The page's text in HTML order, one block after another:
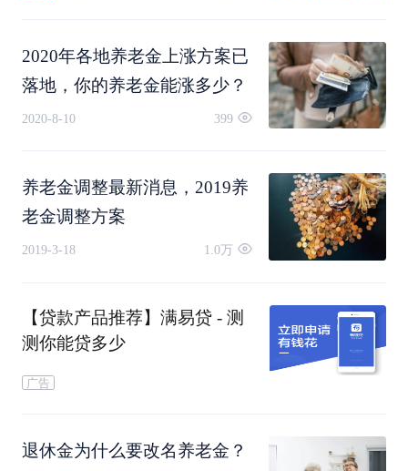
最重要的是养儿防老，把更多的资金投入到小孩的
教育上面。因为退休金只能给你最低保障，而拿在
手里的资产，有光明前景的孩子，才有更大概率给
你更幸福美好的“退休生活”。
反映在中国当下的社会状况，就是教育和养老同时
何况，相比于西方社会，我国的医社保制度历史相
对短暂，在利益承诺没有大规模兑现之前，大家的
物价水平不断提高，在城市养老的成本不是普通阶
2020年各地养老金上涨方案已
落地，你的养老金能涨多少？
2020-8-10 399
养老金调整最新消息，2019养
老金调整方案
2019-3-18 1.0万
【贷款产品推荐】满易贷 - 测
测你能贷多少
广告
退休金为什么要改名养老金？